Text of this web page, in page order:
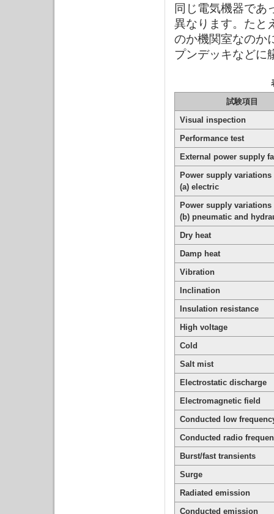
同じ電気機器であ
異なります。たと
のか機関室なのか
プンデッキなどに
試験項目
Visual inspection
Performance test
External power supply
Power supply variations
(a) electric
Power supply variations
(b) pneumatic and
Dry heat
Damp heat
Vibration
Inclination
Insulation resistance
High voltage
Cold
Salt mist
Electrostatic discharge
Electromagnetic field
Conducted low
Conducted radio
Burst/fast transients
Surge
Radiated emission
Conducted emission